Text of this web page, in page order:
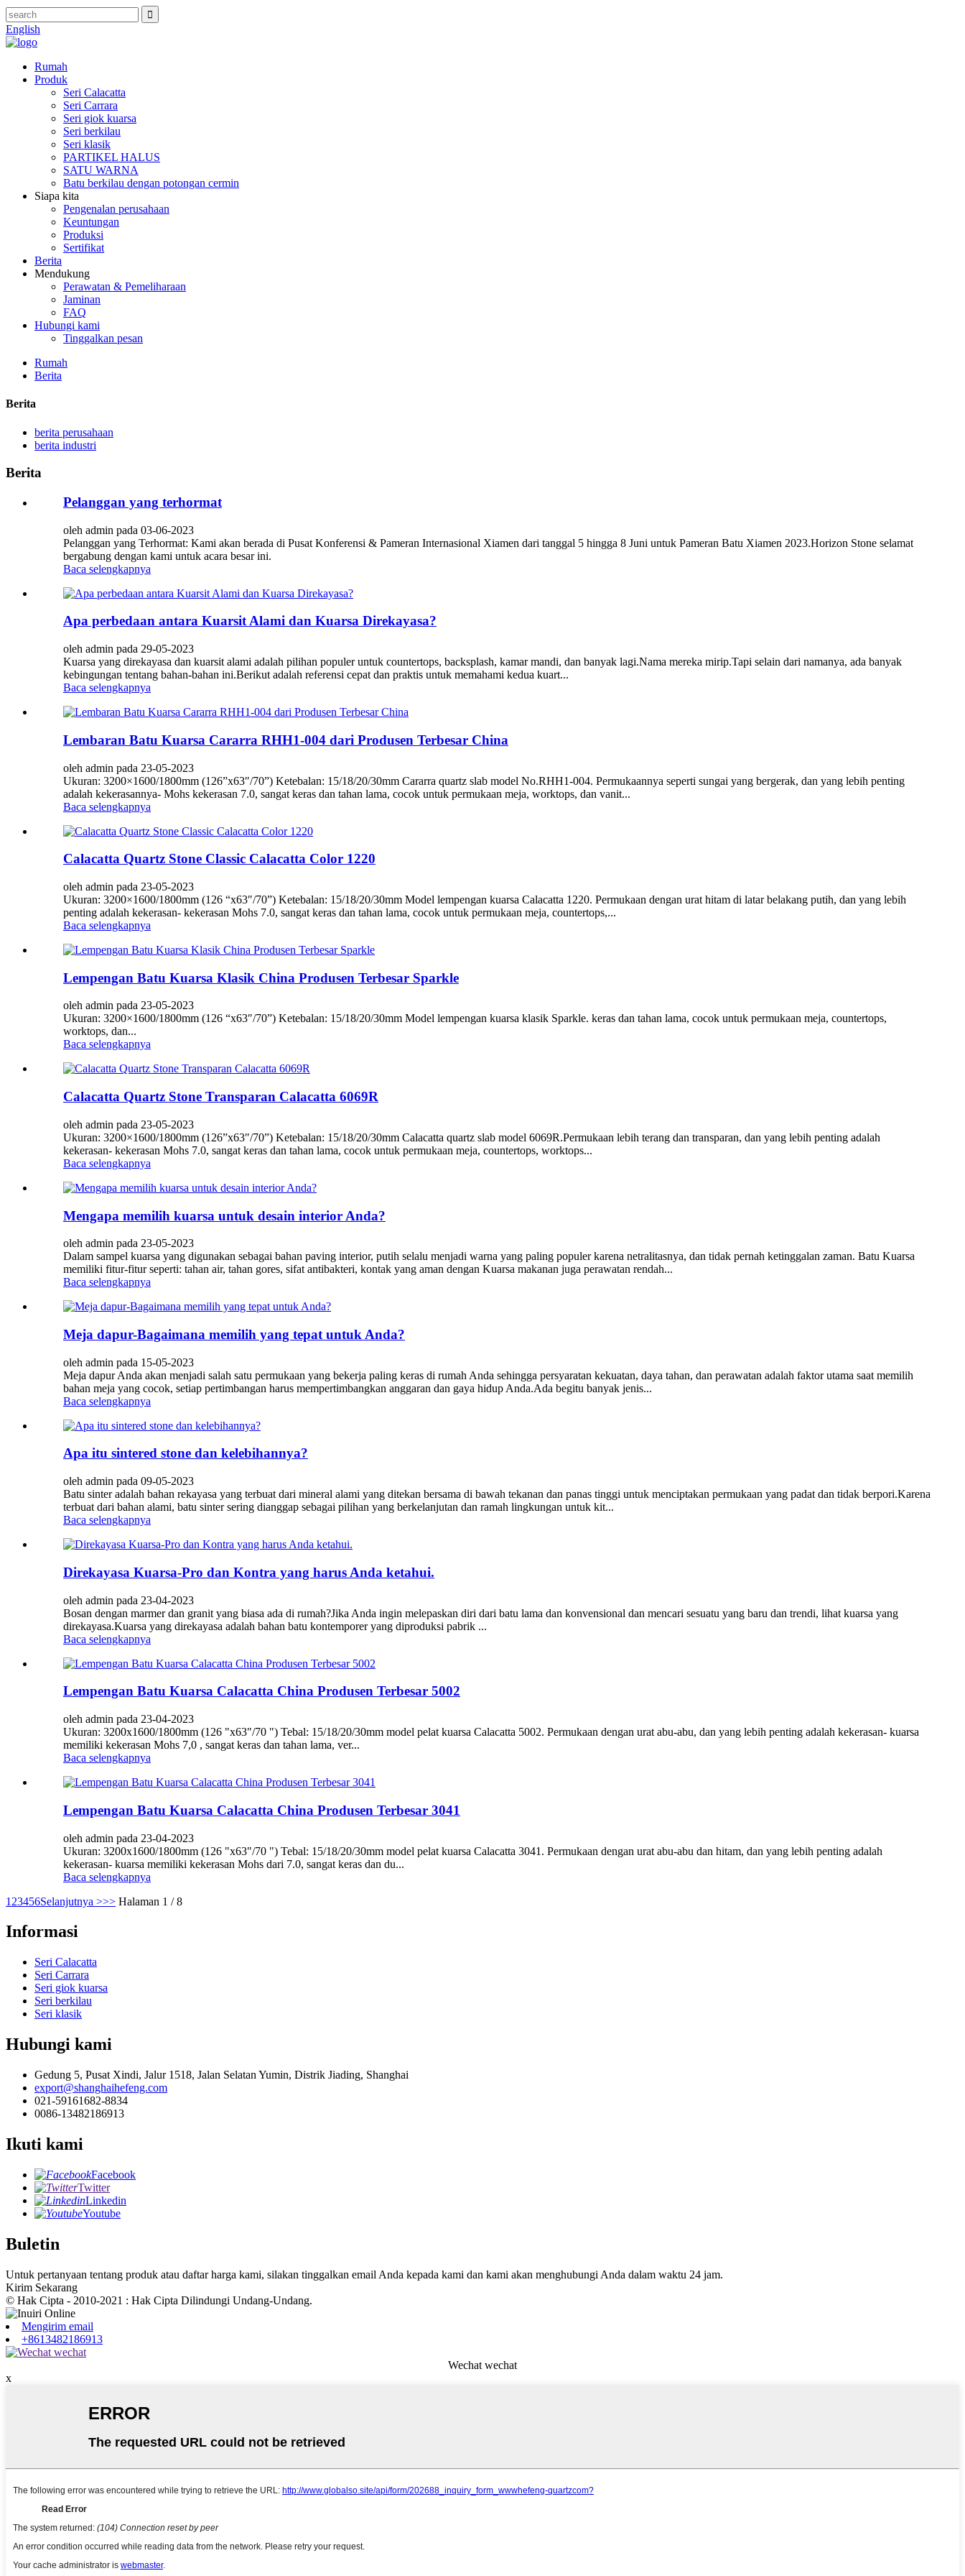
English
Rumah
Produk
Seri Calacatta
Seri Carrara
Seri giok kuarsa
Seri berkilau
Seri klasik
PARTIKEL HALUS
SATU WARNA
Batu berkilau dengan potongan cermin
Siapa kita
Pengenalan perusahaan
Keuntungan
Produksi
Sertifikat
Berita
Mendukung
Perawatan & Pemeliharaan
Jaminan
FAQ
Hubungi kami
Tinggalkan pesan
Rumah
Berita
Berita
berita perusahaan
berita industri
Berita
Pelanggan yang terhormat
oleh admin pada 03-06-2023
Pelanggan yang Terhormat: Kami akan berada di Pusat Konferensi & Pameran Internasional Xiamen dari tanggal 5 hingga 8 Juni untuk Pameran Batu Xiamen 2023.Horizon Stone selamat
bergabung dengan kami untuk acara besar ini.
Baca selengkapnya
Apa perbedaan antara Kuarsit Alami dan Kuarsa Direkayasa?
oleh admin pada 29-05-2023
Kuarsa yang direkayasa dan kuarsit alami adalah pilihan populer untuk countertops, backsplash, kamar mandi, dan banyak lagi.Nama mereka mirip.Tapi selain dari namanya, ada banyak
kebingungan tentang bahan-bahan ini.Berikut adalah referensi cepat dan praktis untuk memahami kedua kuart...
Baca selengkapnya
Lembaran Batu Kuarsa Cararra RHH1-004 dari Produsen Terbesar China
oleh admin pada 23-05-2023
Ukuran: 3200×1600/1800mm (126”x63″/70”) Ketebalan: 15/18/20/30mm Cararra quartz slab model No.RHH1-004. Permukaannya seperti sungai yang bergerak, dan yang lebih penting
adalah kekerasannya- Mohs kekerasan 7.0, sangat keras dan tahan lama, cocok untuk permukaan meja, worktops, dan vanit...
Baca selengkapnya
Calacatta Quartz Stone Classic Calacatta Color 1220
oleh admin pada 23-05-2023
Ukuran: 3200×1600/1800mm (126 “x63″/70”) Ketebalan: 15/18/20/30mm Model lempengan kuarsa Calacatta 1220. Permukaan dengan urat hitam di latar belakang putih, dan yang lebih
penting adalah kekerasan- kekerasan Mohs 7.0, sangat keras dan tahan lama, cocok untuk permukaan meja, countertops,...
Baca selengkapnya
Lempengan Batu Kuarsa Klasik China Produsen Terbesar Sparkle
oleh admin pada 23-05-2023
Ukuran: 3200×1600/1800mm (126 “x63″/70”) Ketebalan: 15/18/20/30mm Model lempengan kuarsa klasik Sparkle. keras dan tahan lama, cocok untuk permukaan meja, countertops,
worktops, dan...
Baca selengkapnya
Calacatta Quartz Stone Transparan Calacatta 6069R
oleh admin pada 23-05-2023
Ukuran: 3200×1600/1800mm (126”x63″/70”) Ketebalan: 15/18/20/30mm Calacatta quartz slab model 6069R.Permukaan lebih terang dan transparan, dan yang lebih penting adalah
kekerasan- kekerasan Mohs 7.0, sangat keras dan tahan lama, cocok untuk permukaan meja, countertops, worktops...
Baca selengkapnya
Mengapa memilih kuarsa untuk desain interior Anda?
oleh admin pada 23-05-2023
Dalam sampel kuarsa yang digunakan sebagai bahan paving interior, putih selalu menjadi warna yang paling populer karena netralitasnya, dan tidak pernah ketinggalan zaman. Batu Kuarsa
memiliki fitur-fitur seperti: tahan air, tahan gores, sifat antibakteri, kontak yang aman dengan Kuarsa makanan juga perawatan rendah...
Baca selengkapnya
Meja dapur-Bagaimana memilih yang tepat untuk Anda?
oleh admin pada 15-05-2023
Meja dapur Anda akan menjadi salah satu permukaan yang bekerja paling keras di rumah Anda sehingga persyaratan kekuatan, daya tahan, dan perawatan adalah faktor utama saat memilih
bahan meja yang cocok, setiap pertimbangan harus mempertimbangkan anggaran dan gaya hidup Anda.Ada begitu banyak jenis...
Baca selengkapnya
Apa itu sintered stone dan kelebihannya?
oleh admin pada 09-05-2023
Batu sinter adalah bahan rekayasa yang terbuat dari mineral alami yang ditekan bersama di bawah tekanan dan panas tinggi untuk menciptakan permukaan yang padat dan tidak berpori.Karena
terbuat dari bahan alami, batu sinter sering dianggap sebagai pilihan yang berkelanjutan dan ramah lingkungan untuk kit...
Baca selengkapnya
Direkayasa Kuarsa-Pro dan Kontra yang harus Anda ketahui.
oleh admin pada 23-04-2023
Bosan dengan marmer dan granit yang biasa ada di rumah?Jika Anda ingin melepaskan diri dari batu lama dan konvensional dan mencari sesuatu yang baru dan trendi, lihat kuarsa yang
direkayasa.Kuarsa yang direkayasa adalah bahan batu kontemporer yang diproduksi pabrik ...
Baca selengkapnya
Lempengan Batu Kuarsa Calacatta China Produsen Terbesar 5002
oleh admin pada 23-04-2023
Ukuran: 3200x1600/1800mm (126 "x63"/70 ") Tebal: 15/18/20/30mm model pelat kuarsa Calacatta 5002. Permukaan dengan urat abu-abu, dan yang lebih penting adalah kekerasan- kuarsa
memiliki kekerasan Mohs 7,0 , sangat keras dan tahan lama, ver...
Baca selengkapnya
Lempengan Batu Kuarsa Calacatta China Produsen Terbesar 3041
oleh admin pada 23-04-2023
Ukuran: 3200x1600/1800mm (126 "x63"/70 ") Tebal: 15/18/20/30mm model pelat kuarsa Calacatta 3041. Permukaan dengan urat abu-abu dan hitam, dan yang lebih penting adalah
kekerasan- kuarsa memiliki kekerasan Mohs dari 7.0, sangat keras dan du...
Baca selengkapnya
1 23456Selanjutnya >>> Halaman 1 / 8
Informasi
Seri Calacatta
Seri Carrara
Seri giok kuarsa
Seri berkilau
Seri klasik
Hubungi kami
Gedung 5, Pusat Xindi, Jalur 1518, Jalan Selatan Yumin, Distrik Jiading, Shanghai
export@shanghaihefeng.com
021-59161682-8834
0086-13482186913
Ikuti kami
Facebook
Twitter
Linkedin
Youtube
Buletin
Untuk pertanyaan tentang produk atau daftar harga kami, silakan tinggalkan email Anda kepada kami dan kami akan menghubungi Anda dalam waktu 24 jam.
Kirim Sekarang
© Hak Cipta - 2010-2021 : Hak Cipta Dilindungi Undang-Undang.
Mengirim email
+8613482186913
Wechat wechat
x